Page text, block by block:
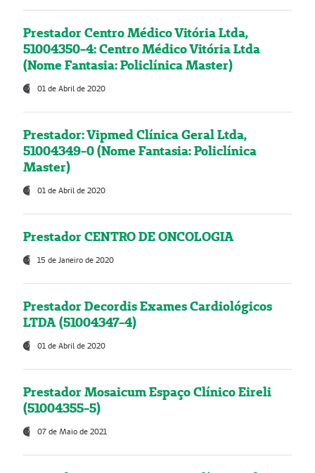
Prestador Centro Médico Vitória Ltda,
51004350-4: Centro Médico Vitória Ltda
(Nome Fantasia: Policlínica Master)
01 de Abril de 2020
Prestador: Vipmed Clínica Geral Ltda,
51004349-0 (Nome Fantasia: Policlínica
Master)
01 de Abril de 2020
Prestador CENTRO DE ONCOLOGIA
15 de Janeiro de 2020
Prestador Decordis Exames Cardiológicos
LTDA (51004347-4)
01 de Abril de 2020
Prestador Mosaicum Espaço Clínico Eireli
(51004355-5)
07 de Maio de 2021